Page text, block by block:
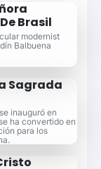
Brasil
modernist
Balbuena
Sagrada
inauguró en
ha convertido en
para los